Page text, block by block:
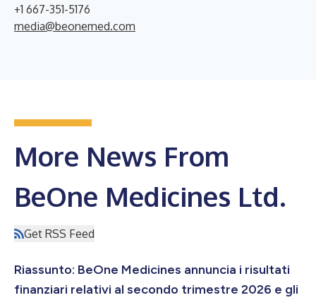
+1 667-351-5176
media@beonemed.com
More News From
BeOne Medicines Ltd.
Get RSS Feed
Riassunto: BeOne Medicines annuncia i risultati
finanziari relativi al secondo trimestre 2026 e gli